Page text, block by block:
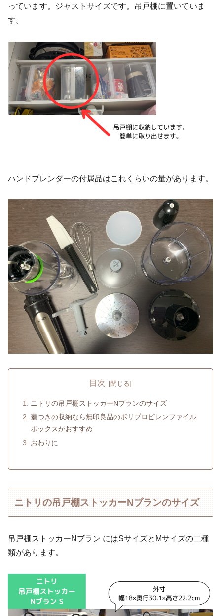
っています。ジャストサイズです。吊戸棚に置いていま
す。
ハンドブレンダーの付属品はこれくらいの量があります。
目次
ニトリの吊戸棚ストッカーNブランのサイズ
蓋つきの収納なら無印良品のポリプロピレンファイル
ボックスがおすすめ
おわりに
ニトリの吊戸棚ストッカーNブランのサイズ
吊戸棚ストッカーNブラン にはSサイズとMサイズの二種
類があります。